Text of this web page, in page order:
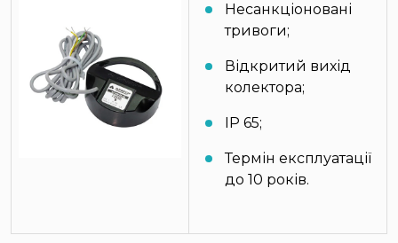
Несанкціоновані
тривоги;
Відкритий вихід
колектора;
IP 65;
Термін експлуатації
до 10 років.